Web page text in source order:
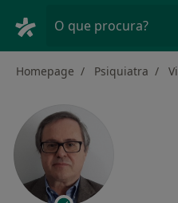
O que procura?
Homepage Psiquiatra